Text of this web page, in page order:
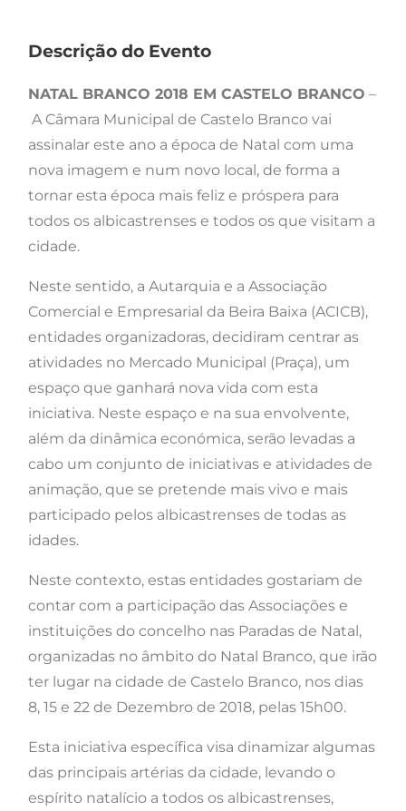
Descrição do Evento
NATAL BRANCO 2018 EM CASTELO BRANCO –
A Câmara Municipal de Castelo Branco vai
assinalar este ano a época de Natal com uma
nova imagem e num novo local, de forma a
tornar esta época mais feliz e próspera para
todos os albicastrenses e todos os que visitam a
cidade.
Neste sentido, a Autarquia e a Associação
Comercial e Empresarial da Beira Baixa (ACICB),
entidades organizadoras, decidiram centrar as
atividades no Mercado Municipal (Praça), um
espaço que ganhará nova vida com esta
iniciativa. Neste espaço e na sua envolvente,
além da dinâmica económica, serão levadas a
cabo um conjunto de iniciativas e atividades de
animação, que se pretende mais vivo e mais
participado pelos albicastrenses de todas as
idades.
Neste contexto, estas entidades gostariam de
contar com a participação das Associações e
instituições do concelho nas Paradas de Natal,
organizadas no âmbito do Natal Branco, que irão
ter lugar na cidade de Castelo Branco, nos dias
8, 15 e 22 de Dezembro de 2018, pelas 15h00.
Esta iniciativa específica visa dinamizar algumas
das principais artérias da cidade, levando o
espírito natalício a todos os albicastrenses,